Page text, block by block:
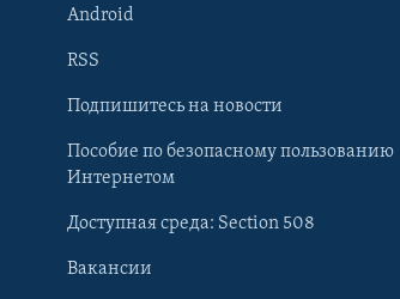
Learning English
Android
RSS
Подпишитесь на новости
Пособие по безопасному пользованию
Интернетом
Доступная среда: Section 508
Вакансии